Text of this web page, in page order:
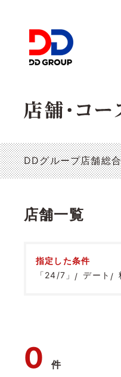
DDグループ店舗総
店舗一覧
指定した条件
「24/7」
デート
0件